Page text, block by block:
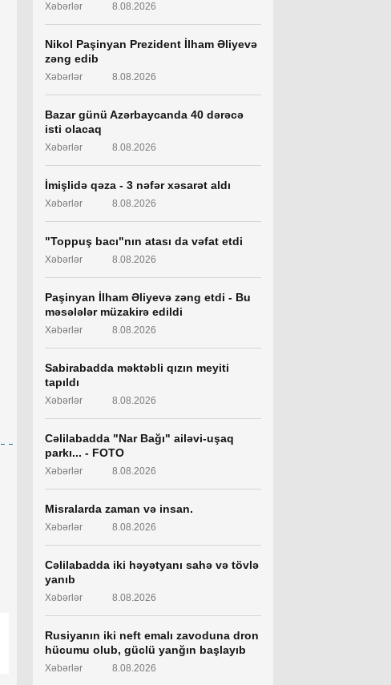
Xəbərlər 8.08.2026
Nikol Paşinyan Prezident İlham Əliyevə
zəng edib
Xəbərlər 8.08.2026
Bazar günü Azərbaycanda 40 dərəcə
isti olacaq
Xəbərlər 8.08.2026
İmişlidə qəza - 3 nəfər xəsarət aldı
Xəbərlər 8.08.2026
"Toppuş bacı"nın atası da vəfat etdi
Xəbərlər 8.08.2026
Paşinyan İlham Əliyevə zəng etdi - Bu
məsələlər müzakirə edildi
Xəbərlər 8.08.2026
Sabirabadda məktəbli qızın meyiti
tapıldı
Xəbərlər 8.08.2026
Cəlilabadda "Nar Bağı" ailəvi-uşaq
parkı... - FOTO
Xəbərlər 8.08.2026
Misralarda zaman və insan.
Xəbərlər 8.08.2026
Cəlilabadda iki həyətyanı sahə və tövlə
yanıb
Xəbərlər 8.08.2026
Rusiyanın iki neft emalı zavoduna dron
hücumu olub, güclü yanğın başlayıb
Xəbərlər 8.08.2026